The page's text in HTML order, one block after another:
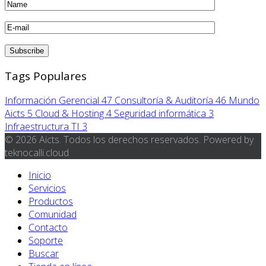
Tags Populares
Información Gerencial 47 Consultoría & Auditoría 46 Mundo
Aicts 5 Cloud & Hosting4 Seguridad informática 3
Infraestructura TI 3
© 2026 Aicts. Todos los derechos reservados. Powered by
teknocalli.cloud
Inicio
Servicios
Productos
Comunidad
Contacto
Soporte
Buscar